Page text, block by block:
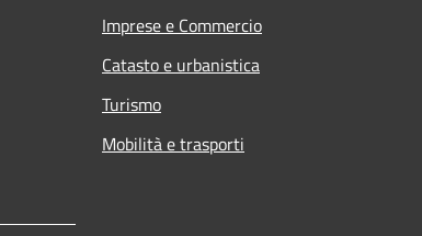
Imprese e Commercio
Catasto e urbanistica
Turismo
Mobilità e trasporti